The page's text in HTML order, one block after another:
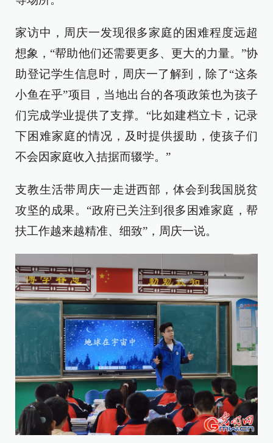
家访中，周庆一发现很多家庭的困难程度远超
想象，“帮助他们还需要更多、更大的力量。”协
助登记学生信息时，周庆一了解到，除了“这条
小鱼在乎”项目，当地出台的各项政策也为孩子
们完成学业提供了支撑。“比如建档立卡，记录
下困难家庭的情况，及时提供援助，使孩子们
不会因家庭收入拮据而辍学。”
支教生活带周庆一走进西部，体会到我国脱贫
攻坚的成果。“政府已关注到很多困难家庭，帮
扶工作越来越精准、细致”，周庆一说。